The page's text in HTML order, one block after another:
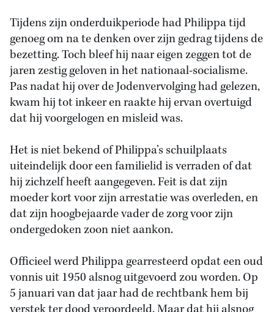
Tijdens zijn onderduikperiode had Philippa tijd
genoeg om na te denken over zijn gedrag tijdens de
bezetting. Toch bleef hij naar eigen zeggen tot de
jaren zestig geloven in het nationaal-socialisme.
Pas nadat hij over de Jodenvervolging had gelezen,
kwam hij tot inkeer en raakte hij ervan overtuigd
dat hij voorgelogen en misleid was.
Het is niet bekend of Philippa’s schuilplaats
uiteindelijk door een familielid is verraden of dat
hij zichzelf heeft aangegeven. Feit is dat zijn
moeder kort voor zijn arrestatie was overleden, en
dat zijn hoogbejaarde vader de zorg voor zijn
ondergedoken zoon niet aankon.
Officieel werd Philippa gearresteerd opdat een oud
vonnis uit 1950 alsnog uitgevoerd zou worden. Op
5 januari van dat jaar had de rechtbank hem bij